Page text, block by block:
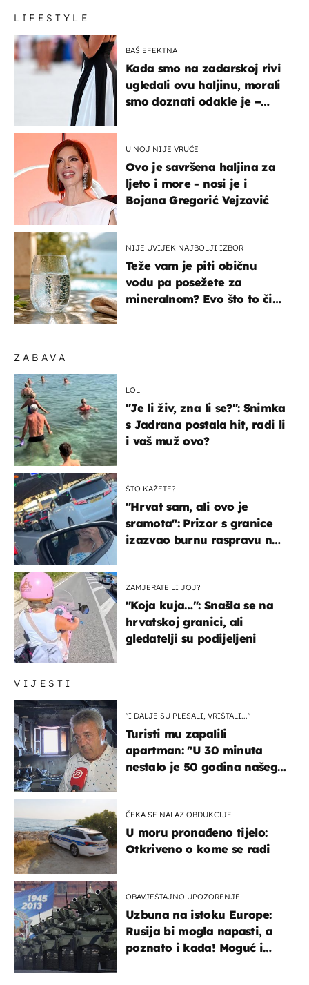
VIJESTI
"I DALJE SU PLESALI, VRIŠTALI..."
Turisti mu zapalili
apartman: "U 30 minuta
nestalo je 50 godina našeg
ČEKA SE NALAZ OBDUKCIJE
U moru pronađeno tijelo:
Otkriveno o kome se radi
OBAVJEŠTAJNO UPOZORENJE
Uzbuna na istoku Europe:
Rusija bi mogla napasti, a
poznato i kada! Moguć i
ZABAVA
LOL
"Je li živ, zna li se?": Snimka
s Jadrana postala hit, radi li
i vaš muž ovo?
ŠTO KAŽETE?
"Hrvat sam, ali ovo je
sramota": Prizor s granice
izazvao burnu raspravu na
ZAMJERATE LI JOJ?
"Koja kuja…": Snašla se na
hrvatskoj granici, ali
gledatelji su podijeljeni
LIFESTYLE
BAŠ EFEKTNA
Kada smo na zadarskoj rivi
ugledali ovu haljinu, morali
smo doznati odakle je –
U NOJ NIJE VRUĆE
Ovo je savršena haljina za
ljeto i more - nosi je i
Bojana Gregorić Vejzović
NIJE UVIJEK NAJBOLJI IZBOR
Teže vam je piti običnu
vodu pa posežete za
mineralnom? Evo što to čini